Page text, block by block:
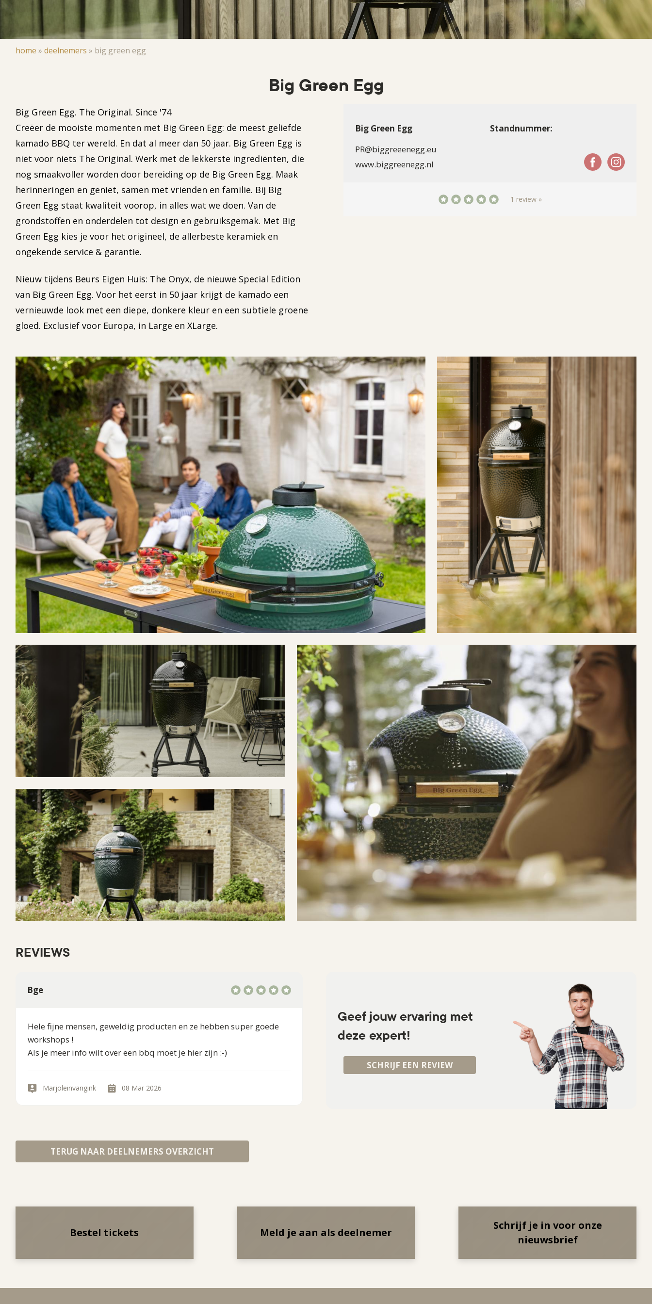
Kruimelpad
home » deelnemers » big green egg
Big Green Egg
Big Green Egg. The Original. Since '74
Creëer de mooiste momenten met Big Green Egg: de meest geliefde
kamado BBQ ter wereld. En dat al meer dan 50 jaar. Big Green Egg is
niet voor niets The Original. Werk met de lekkerste ingrediënten, die
nog smaakvoller worden door bereiding op de Big Green Egg. Maak
herinneringen en geniet, samen met vrienden en familie. Bij Big
Green Egg staat kwaliteit voorop, in alles wat we doen. Van de
grondstoffen en onderdelen tot design en gebruiksgemak. Met Big
Green Egg kies je voor het origineel, de allerbeste keramiek en
ongekende service & garantie.
Nieuw tijdens Beurs Eigen Huis: The Onyx, de nieuwe Special Edition
van Big Green Egg. Voor het eerst in 50 jaar krijgt de kamado een
vernieuwde look met een diepe, donkere kleur en een subtiele groene
gloed. Exclusief voor Europa, in Large en XLarge.
Big Green Egg
PR@biggreeenegg.eu
www.biggreenegg.nl
Standnummer:
1 review »
REVIEWS
Bge
Hele fijne mensen, geweldig producten en ze hebben super goede
workshops !
Als je meer info wilt over een bbq moet je hier zijn :-)
Marjoleinvangink 08 Mar 2026
Geef jouw ervaring met
deze expert!
SCHRIJF EEN REVIEW
TERUG NAAR DEELNEMERS OVERZICHT
Bestel tickets Meld je aan als deelnemer
Schrijf je in voor onze
nieuwsbrief